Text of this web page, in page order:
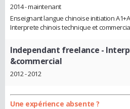
2014 - maintenant
Enseignant langue chinoise initiation
Interprete chinois technique et
Independant freelance -
&commercial
2012 - 2012
Une expérience absente ?